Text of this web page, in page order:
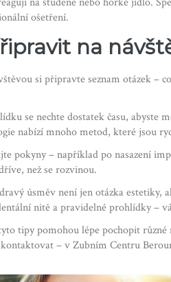
ošetření.
na
si připravte seznam otázek –
se nechte dostatek času, abyste
nabízí mnoho metod, které jsou
pokyny – například po nasazení
než se rozvinou.
úsměv není jen otázka
nitě a pravidelné prohlídky –
tipy pomohou lépe pochopit
– v Zubním Centru